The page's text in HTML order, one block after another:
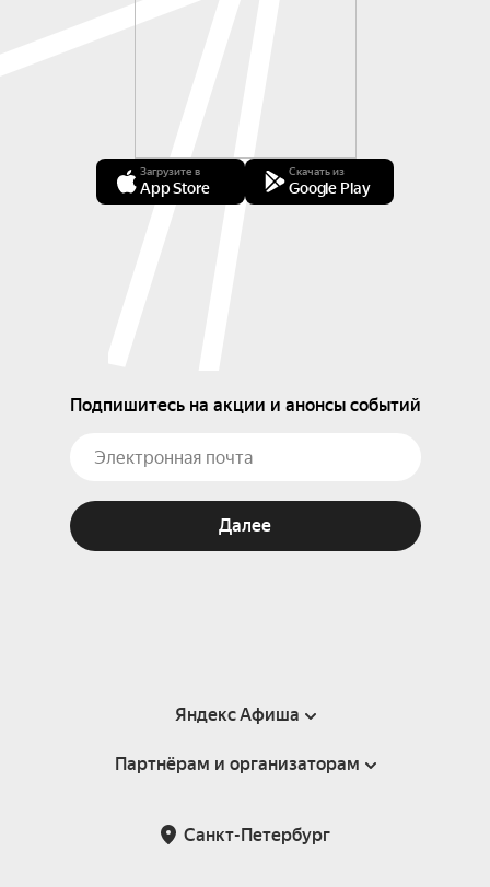
Загрузите в
App Store
Скачать из
Google Play
Подпишитесь на акции и анонсы событий
Далее
Яндекс Афиша
Справка
Подарочные сертификаты
Партнёрам и организаторам
Санкт-Петербург